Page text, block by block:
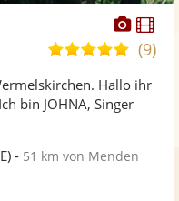
Fotos
5,0
5
(9)
Hallo ihr
bin JOHNA, Singer
- 51 km von Menden